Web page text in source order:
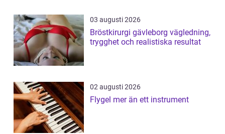
03 augusti 2026
Bröstkirurgi gävleborg vägledning,
trygghet och realistiska resultat
02 augusti 2026
Flygel mer än ett instrument